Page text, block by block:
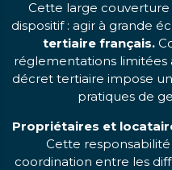
Cette large
dispositif : agir à grande
tertiaire français.
réglementations limitées
décret tertiaire impose
pratiques de
Propriétaires et
Cette
coordination entre les